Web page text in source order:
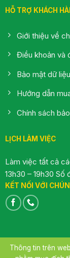
HỖ TRỢ KHÁCH
Giới thiệu về
Điều khoản và
Bảo mật dữ liệu
Hướng dẫn
Chính sách
LỊCH LÀM VIỆC
Làm việc tất cả
13h30 – 19h30 Số
KẾT NỐI VỚI
Thông tin trên